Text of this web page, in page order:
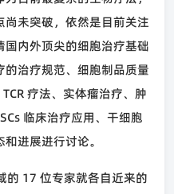
未突破，依然是目前关注
内外顶尖的细胞治疗基础
治疗规范、细胞制品质量
TCR疗法、实体瘤治疗、肿
临床治疗应用、干细胞
进展进行讨论。
的 17 位专家就各自近来的